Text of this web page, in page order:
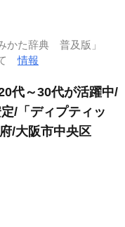
かた辞典 普及版」
て情報
代～30代が活躍中/
/「ディプティッ
/大阪市中央区